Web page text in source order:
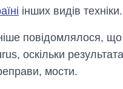
інших видів техніки.
повідомлялося, що
оскільки
мости.